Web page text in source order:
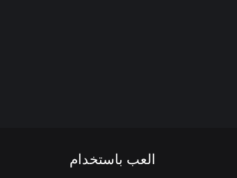
العب باستخدام